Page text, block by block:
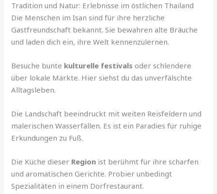
Tradition und Natur: Erlebnisse im östlichen Thailand
Die Menschen im Isan sind für ihre herzliche
Gastfreundschaft bekannt. Sie bewahren alte Bräuche
und laden dich ein, ihre Welt kennenzulernen.
Besuche bunte kulturelle festivals oder schlendere
über lokale Märkte. Hier siehst du das unverfälschte
Alltagsleben.
Die Landschaft beeindruckt mit weiten Reisfeldern und
malerischen Wasserfällen. Es ist ein Paradies für ruhige
Erkundungen zu Fuß.
Die Küche dieser Region ist berühmt für ihre scharfen
und aromatischen Gerichte. Probier unbedingt
Spezialitäten in einem Dorfrestaurant.